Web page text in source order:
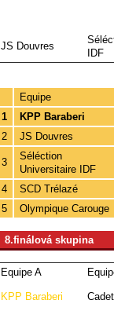
JS Douvres
IDF
Equipe
1
KPP Baraberi
2
JS Douvres
3
Séléction
Universitaire IDF
4 SCD Trélazé
5
Olympique Carouge
8.finálová skupina
Equipe A
KPP Baraberi